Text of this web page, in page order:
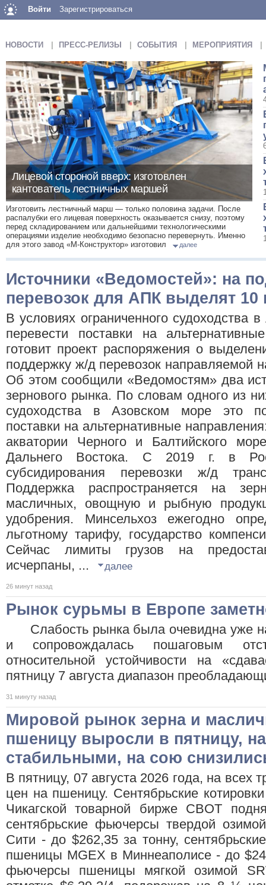
Войти Зарегистрироваться
НОВОСТИ ПРЕСС-РЕЛИЗЫ СОБЫТИЯ МЕРОПРИЯТИЯ
Лицевой стороной вверх: изготовлен
кантователь лестничных маршей
Изготовить лестничный марш — только половина задачи. После
распалубки его лицевая поверхность оказывается снизу, поэтому
перед складированием или дальнейшими технологическими
операциями изделие необходимо безопасно перевернуть. Именно
для этого завод «М-Конструктор» изготовил
далее
Источники «Ведомостей»: на
перевозок для АПК выделят 10
В условиях ограниченного судоходства
перевести поставки на
готовит проект распоряжения о
поддержку ж/д перевозок направляемой
Об этом сообщили «Ведомостям» два
зернового рынка. По словам одного из
судоходства в Азовском море это
поставки на альтернативные
акватории Черного и Балтийского
Дальнего Востока. С 2019 г. в
субсидирования перевозки ж/д
Поддержка распространяется на
масличных, овощную и рыбную
удобрения. Минсельхоз ежегодно
льготному тарифу, государство
Сейчас лимиты грузов на
исчерпаны, ...
далее
26 минут назад
Рынок сурьмы в Европе
Слабость рынка была очевидна уже
и сопровождалась пошаговым
относительной устойчивости на
пятницу 7 августа диапазон
31 минуту назад
Мировой рынок зерна и
пшеницу выросли в пятницу, на
стабильными, на сою
В пятницу, 07 августа 2026 года, на всех
цен на пшеницу. Сентябрьские
Чикагской товарной бирже CBOT
сентябрьские фьючерсы твердой
Сити - до $262,35 за тонну,
пшеницы MGEХ в Миннеаполисе - до
фьючерсы пшеницы мягкой озимой